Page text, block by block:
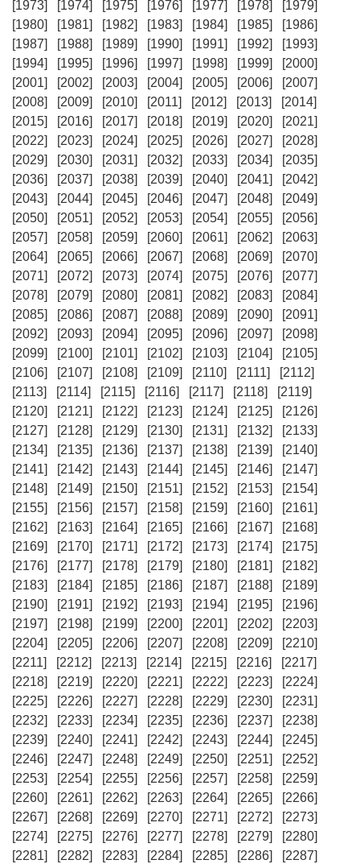
[1973] [1974] [1975] [1976] [1977] [1978]
[1979]
[1980]
[1981] [1982] [1983] [1984] [1985]
[1986]
[1987]
[1988] [1989] [1990] [1991] [1992]
[1993]
[1994]
[1995] [1996] [1997] [1998] [1999]
[2000]
[2001]
[2002] [2003] [2004] [2005] [2006]
[2007]
[2008]
[2009] [2010] [2011] [2012] [2013]
[2014]
[2015]
[2016] [2017] [2018] [2019] [2020]
[2021]
[2022]
[2023] [2024] [2025] [2026] [2027]
[2028]
[2029]
[2030] [2031] [2032] [2033] [2034]
[2035]
[2036]
[2037] [2038] [2039] [2040] [2041]
[2042]
[2043]
[2044] [2045] [2046] [2047] [2048]
[2049]
[2050]
[2051] [2052] [2053] [2054] [2055]
[2056]
[2057]
[2058] [2059] [2060] [2061] [2062]
[2063]
[2064]
[2065] [2066] [2067] [2068] [2069]
[2070]
[2071]
[2072] [2073] [2074] [2075] [2076]
[2077]
[2078]
[2079] [2080] [2081] [2082] [2083]
[2084]
[2085]
[2086] [2087] [2088] [2089] [2090]
[2091]
[2092]
[2093] [2094] [2095] [2096] [2097]
[2098]
[2099]
[2100] [2101] [2102] [2103] [2104]
[2105]
[2106]
[2107] [2108] [2109] [2110] [2111]
[2112]
[2113]
[2114] [2115] [2116] [2117] [2118]
[2119]
[2120]
[2121] [2122] [2123] [2124] [2125]
[2126]
[2127]
[2128] [2129] [2130] [2131] [2132]
[2133]
[2134]
[2135] [2136] [2137] [2138] [2139]
[2140]
[2141]
[2142] [2143] [2144] [2145] [2146]
[2147]
[2148]
[2149] [2150] [2151] [2152] [2153]
[2154]
[2155]
[2156] [2157] [2158] [2159] [2160]
[2161]
[2162]
[2163] [2164] [2165] [2166] [2167]
[2168]
[2169]
[2170] [2171] [2172] [2173] [2174]
[2175]
[2176]
[2177] [2178] [2179] [2180] [2181]
[2182]
[2183]
[2184] [2185] [2186] [2187] [2188]
[2189]
[2190]
[2191] [2192] [2193] [2194] [2195]
[2196]
[2197]
[2198] [2199] [2200] [2201] [2202]
[2203]
[2204]
[2205] [2206] [2207] [2208] [2209]
[2210]
[2211]
[2212] [2213] [2214] [2215] [2216]
[2217]
[2218]
[2219] [2220] [2221] [2222] [2223]
[2224]
[2225]
[2226] [2227] [2228] [2229] [2230]
[2231]
[2232]
[2233] [2234] [2235] [2236] [2237]
[2238]
[2239]
[2240] [2241] [2242] [2243] [2244]
[2245]
[2246]
[2247] [2248] [2249] [2250] [2251]
[2252]
[2253]
[2254] [2255] [2256] [2257] [2258]
[2259]
[2260]
[2261] [2262] [2263] [2264] [2265]
[2266]
[2267]
[2268] [2269] [2270] [2271] [2272]
[2273]
[2274]
[2275] [2276] [2277] [2278] [2279]
[2280]
[2281]
[2282] [2283] [2284] [2285] [2286]
[2287]